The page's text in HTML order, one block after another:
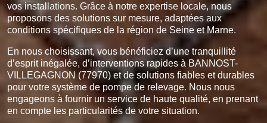
vos installations. Grâce à notre expertise locale, nous
proposons des solutions sur mesure, adaptées aux
conditions spécifiques de la région de Seine et Marne.
En nous choisissant, vous bénéficiez d’une tranquillité
d’esprit inégalée, d’interventions rapides à BANNOST-
VILLEGAGNON (77970) et de solutions fiables et durables
pour votre système de pompe de relevage. Nous nous
engageons à fournir un service de haute qualité, en prenant
en compte les particularités de votre situation.